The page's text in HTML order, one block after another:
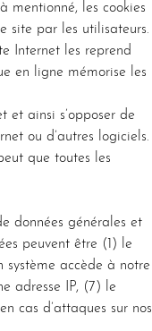
mentionné, les cookies
site par les utilisateurs.
Internet les reprend
en ligne mémorise les
et ainsi s’opposer de
ou d’autres logiciels.
que toutes les
données générales et
peuvent être (1) le
accède à notre
adresse IP, (7) le
cas d’attaques sur nos